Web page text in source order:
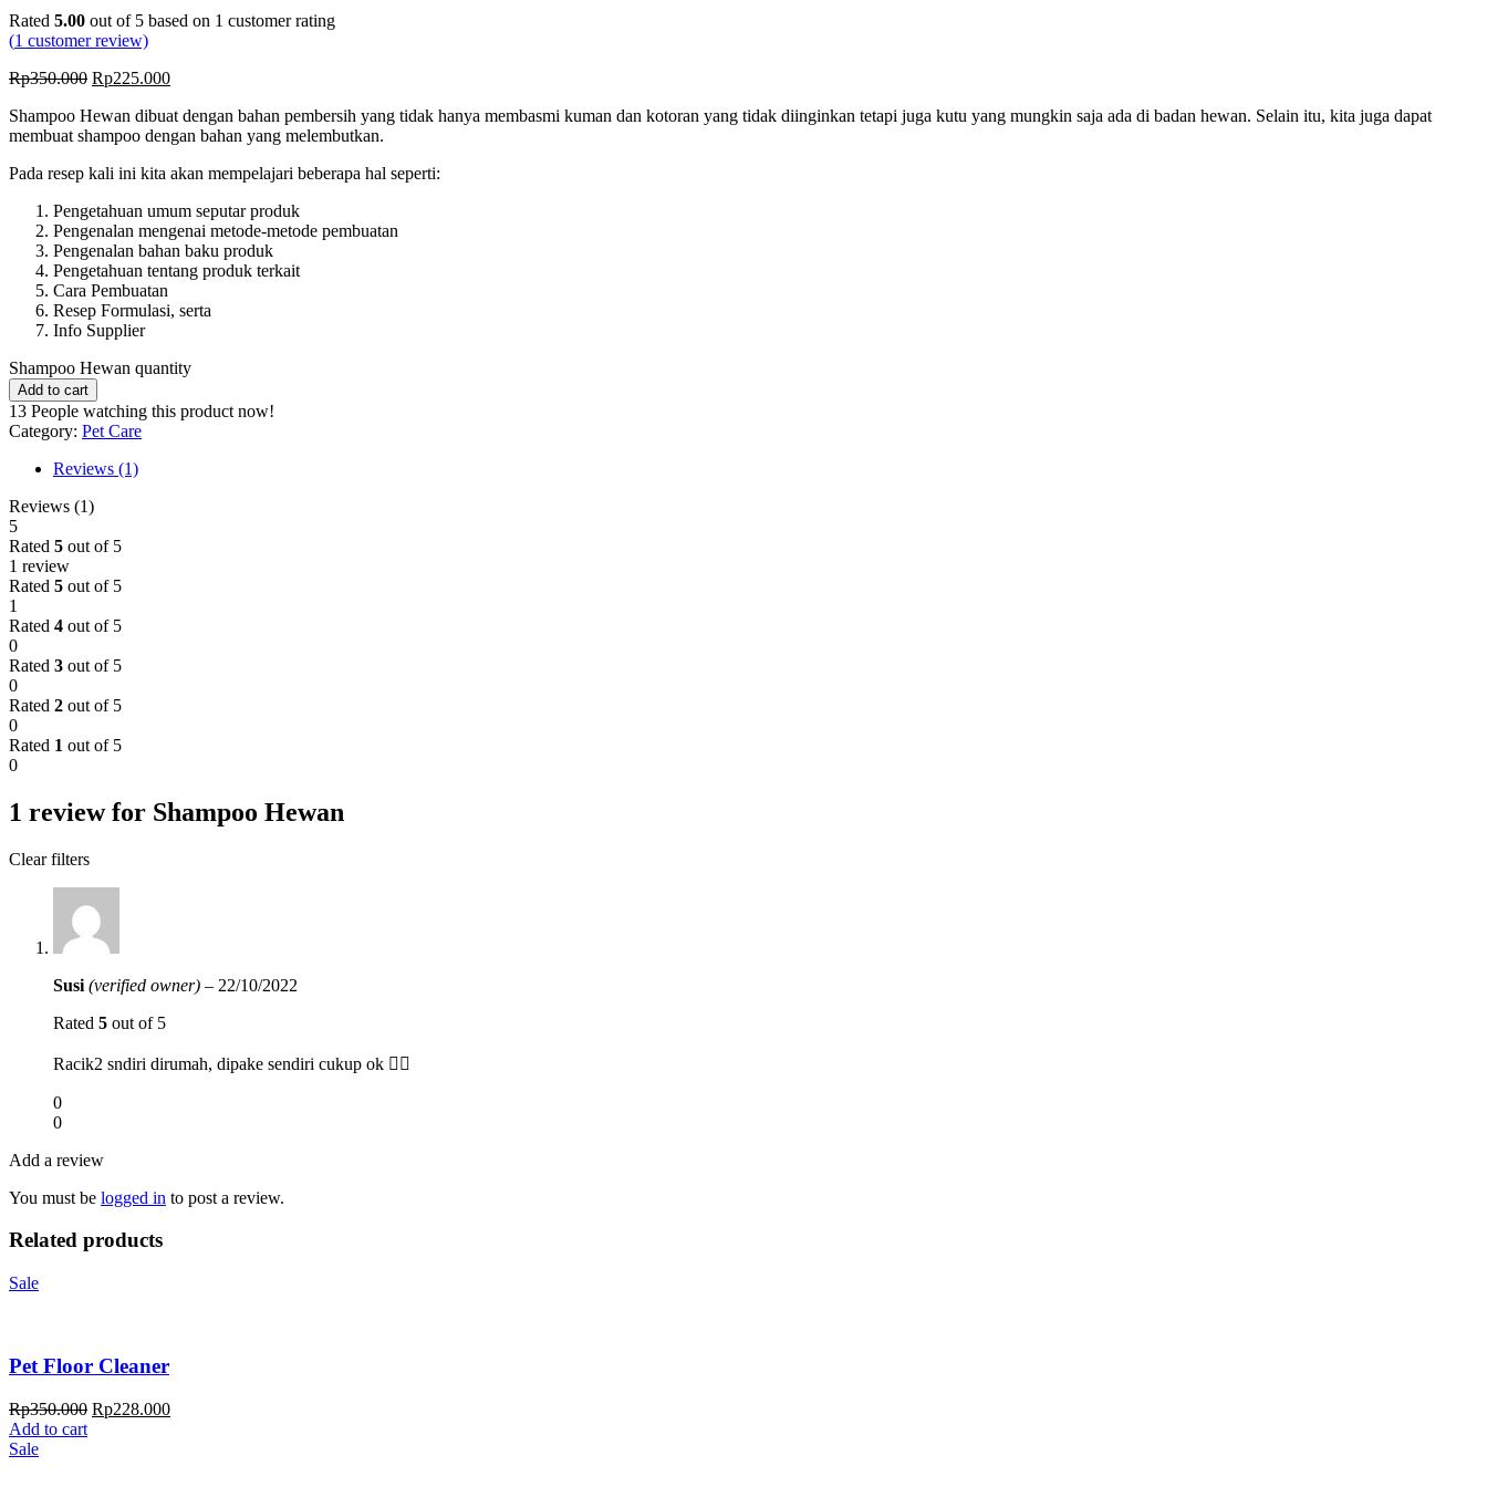
Rated 5.00 out of 5 based on 1 customer rating
(1 customer review)
Rp350.000 Rp225.000
Shampoo Hewan dibuat dengan bahan pembersih yang tidak hanya membasmi kuman dan kotoran yang tidak diinginkan tetapi juga kutu yang mungkin saja ada di badan hewan. Selain itu, kita juga dapat
membuat shampoo dengan bahan yang melembutkan.
Pada resep kali ini kita akan mempelajari beberapa hal seperti:
Pengetahuan umum seputar produk
Pengenalan mengenai metode-metode pembuatan
Pengenalan bahan baku produk
Pengetahuan tentang produk terkait
Cara Pembuatan
Resep Formulasi, serta
Info Supplier
Shampoo Hewan quantity
Add to cart
13 People watching this product now!
Category: Pet Care
Reviews (1)
Reviews (1)
5
Rated 5 out of 5
1 review
Rated 5 out of 5
1
Rated 4 out of 5
0
Rated 3 out of 5
0
Rated 2 out of 5
0
Rated 1 out of 5
0
1 review for Shampoo Hewan
Clear filters
Susi (verified owner) – 22/10/2022
Rated 5 out of 5
Racik2 sndiri dirumah, dipake sendiri cukup ok 👍🏻
0
0
Add a review
You must be logged in to post a review.
Related products
Sale
Pet Floor Cleaner
Rp350.000 Rp228.000
Add to cart
Sale